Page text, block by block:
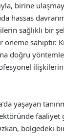
birine
hassas
sağlıklı bir
öneme sahiptir.
doğru
yaşayan
faaliyet
bölgedeki